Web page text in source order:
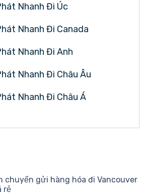
Nhanh Đi Úc
Nhanh Đi Canada
Nhanh Đi Anh
Nhanh Đi Châu Âu
Nhanh Đi Châu Á
chuyển gửi hàng hóa đi Vancouver
rẻ